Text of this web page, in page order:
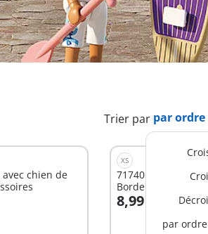
Trier par
par
avec chien de
XS
71740 - Homme
Border Collie et
8,99 €
Au panier